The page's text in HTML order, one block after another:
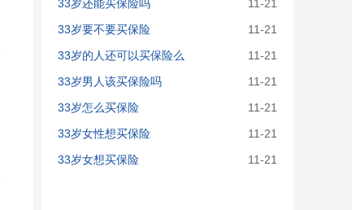
33岁还能买保险吗
11-21
33岁要不要买保险
11-21
33岁的人还可以买保险么
11-21
33岁男人该买保险吗
11-21
33岁怎么买保险
11-21
33岁女性想买保险
11-21
33岁女想买保险
11-21